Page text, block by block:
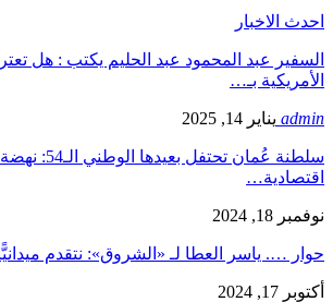
احدث الاخبار
السفير عبد المحمود عبد الحليم يكتب : هل
الأمريكية بـ…
admin يناير 14, 2025
سلطنة عُمان
اقتصادية…
نوفمبر 18, 2024
حوار …. ياسر العطا لـ «الشروق»: نتقدم
أكتوبر 17, 2024